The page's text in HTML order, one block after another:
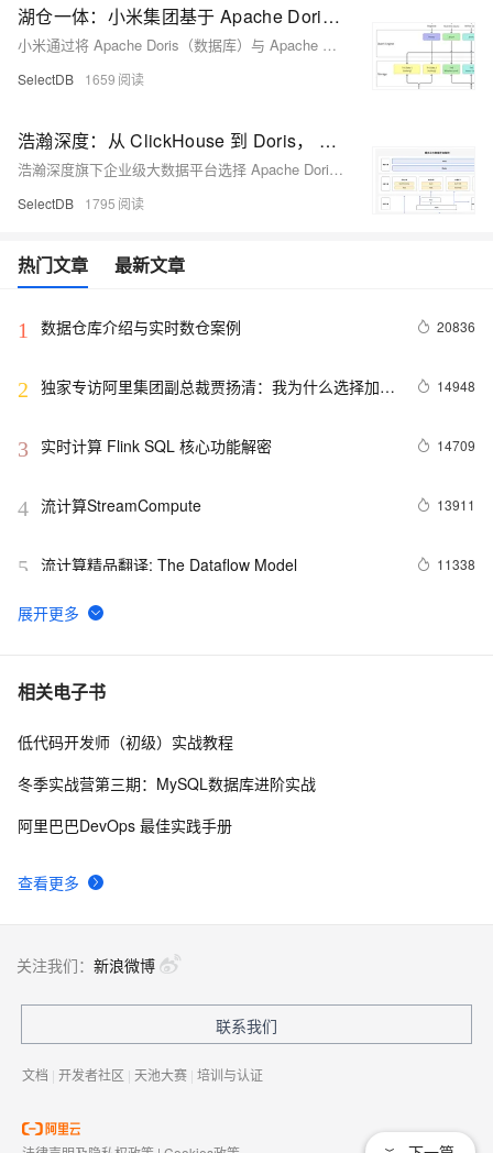
湖仓一体：小米集团基于 Apache Doris + Apache Paimon 实现 6 倍性能飞跃
小米通过将 Apache Doris（数据库）与 Apache Paimon（数据湖）深度融合，不仅解决了数据湖分析的性能瓶颈，更实现了 “1+1>2” 的协同效应。在这些实践下，小米在湖仓数据分析场景下获得了可观的业务收益。
SelectDB 1659
浩瀚深度：从 ClickHouse 到 Doris， 支撑单表 13PB、534 万亿行的超大规模数据分析场景
浩瀚深度旗下企业级大数据平台选择 Apache Doris 作为核心数据库解决方案，目前已在全国范围内十余个生产环境中稳步运行，其中最大规模集群部署于 117 个高性能服务器节点，单表原始数据量超 13PB，行数突破 534 万亿，日均导入数据约 145TB，节假日峰值达 158TB，是目前已知国内最大单表。
SelectDB 1795
热门文章 最新文章
1 数据仓库介绍与实时数仓案例 20836
2 独家专访阿里集团副总裁贾扬清：我为什么选择加入
14948
3 实时计算 Flink SQL 核心功能解密 14709
4 流计算StreamCompute 13911
5 流计算精品翻译: The Dataflow Model 11338
6 接着！！Apache Flink 全领域干货合集（持续更新）
7 基于实时计算（Flink）打造一个简单的实时推荐系统
8 Flink Checkpoint 问题排查实用指南
相关电子书
查看更多
低代码开发师（初级）实战教程
冬季实战营第三期：MySQL数据库进阶实战
阿里巴巴DevOps 最佳实践手册
关注我们： 新浪微博
联系我们
文档 | 开发者社区 | 天池大赛 | 培训与认证